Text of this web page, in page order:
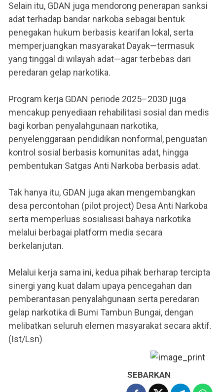
Selain itu, GDAN juga mendorong penerapan sanksi
adat terhadap bandar narkoba sebagai bentuk
penegakan hukum berbasis kearifan lokal, serta
memperjuangkan masyarakat Dayak—termasuk
yang tinggal di wilayah adat—agar terbebas dari
peredaran gelap narkotika.
Program kerja GDAN periode 2025–2030 juga
mencakup penyediaan rehabilitasi sosial dan medis
bagi korban penyalahgunaan narkotika,
penyelenggaraan pendidikan nonformal, penguatan
kontrol sosial berbasis komunitas adat, hingga
pembentukan Satgas Anti Narkoba berbasis adat.
Tak hanya itu, GDAN juga akan mengembangkan
desa percontohan (pilot project) Desa Anti Narkoba
serta memperluas sosialisasi bahaya narkotika
melalui berbagai platform media secara
berkelanjutan.
Melalui kerja sama ini, kedua pihak berharap tercipta
sinergi yang kuat dalam upaya pencegahan dan
pemberantasan penyalahgunaan serta peredaran
gelap narkotika di Bumi Tambun Bungai, dengan
melibatkan seluruh elemen masyarakat secara aktif.
(Ist/Lsn)
SEBARKAN